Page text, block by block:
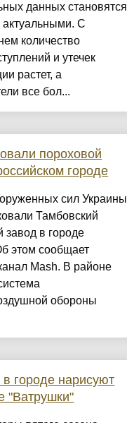
данных становятся
актуальными. С
количество
и утечек
растет, а
все бол...
пороховой
городе
сил Украины
Тамбовский
завод в городе
этом сообщает
Mash. В районе
обороны
в городе нарисуют
"Ватрушки"